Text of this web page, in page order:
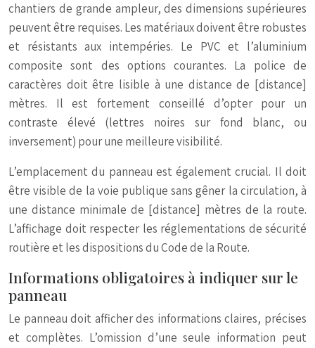
chantiers de grande ampleur, des dimensions supérieures
peuvent être requises. Les matériaux doivent être robustes
et résistants aux intempéries. Le PVC et l’aluminium
composite sont des options courantes. La police de
caractères doit être lisible à une distance de [distance]
mètres. Il est fortement conseillé d’opter pour un
contraste élevé (lettres noires sur fond blanc, ou
inversement) pour une meilleure visibilité.
L’emplacement du panneau est également crucial. Il doit
être visible de la voie publique sans gêner la circulation, à
une distance minimale de [distance] mètres de la route.
L’affichage doit respecter les réglementations de sécurité
routière et les dispositions du Code de la Route.
Informations obligatoires à indiquer sur le
panneau
Le panneau doit afficher des informations claires, précises
et complètes. L’omission d’une seule information peut